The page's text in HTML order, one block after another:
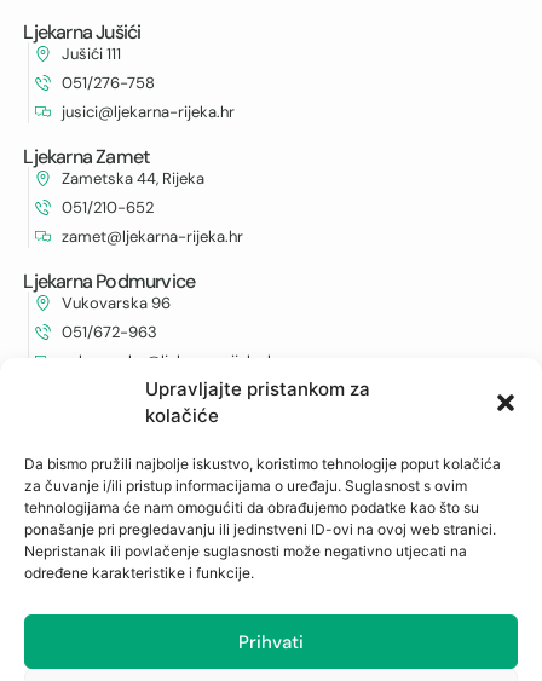
Upravljajte pristankom za
kolačiće
Da bismo pružili najbolje iskustvo, koristimo tehnologije poput kolačića
za čuvanje i/ili pristup informacijama o uređaju. Suglasnost s ovim
tehnologijama će nam omogućiti da obrađujemo podatke kao što su
ponašanje pri pregledavanju ili jedinstveni ID-ovi na ovoj web stranici.
Nepristanak ili povlačenje suglasnosti može negativno utjecati na
određene karakteristike i funkcije.
Prihvati
Ljekarna Jušići
Jušići 111
051/276-758
jusici@ljekarna-rijeka.hr
Ljekarna Zamet
Zametska 44, Rijeka
051/210-652
zamet@ljekarna-rijeka.hr
Ljekarna Podmurvice
Vukovarska 96
051/672-963
vukovarska@ljekarna-rijeka.hr
Ljekarna Kantrida
051/262-594
kantrida@ljekarna-rijeka.hr
Newsletter
najnovijim obavijestima i ostvarite neočekivane